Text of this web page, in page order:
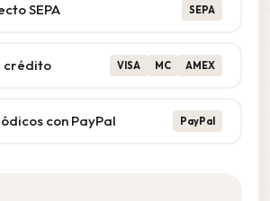
SEPA SEPA
crédito VISA MC AMEX
con PayPal PayPal